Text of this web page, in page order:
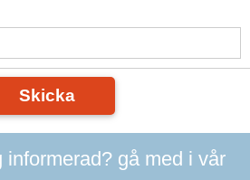
Skicka
gå med i vår